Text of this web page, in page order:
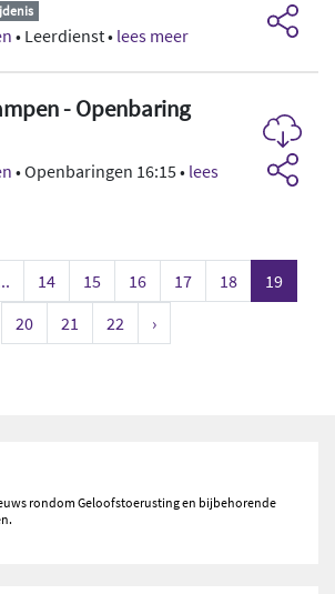
• Leerdienst • lees meer
- Openbaring
• Openbaringen 16:15 • lees
14 15 16 17 18
19
20
21 22 ›
rondom Geloofstoerusting en bijbehorende